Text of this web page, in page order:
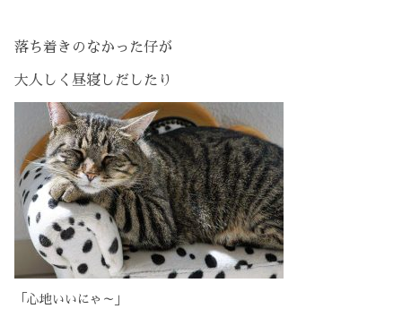
落ち着きのなかった仔が
大人しく昼寝しだしたり
「心地いいにゃ～」